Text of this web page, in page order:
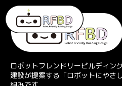
ロボットフレンドリービルディン
建設が提案する「ロボットにやさ